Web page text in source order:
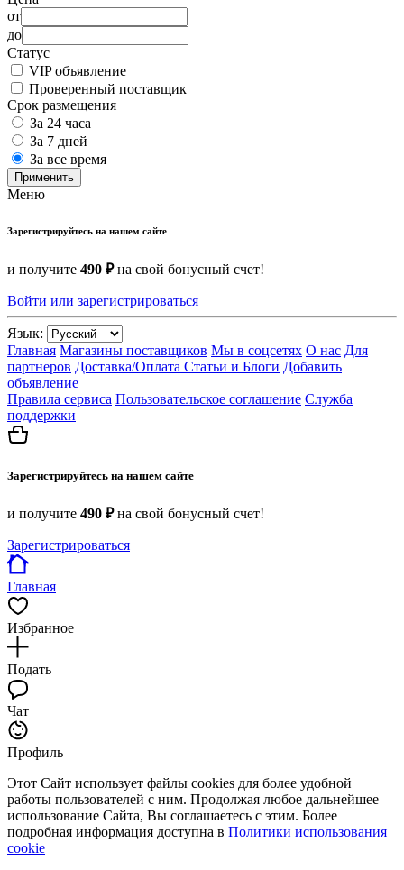
от
до
Статус
VIP объявление
Проверенный поставщик
Срок размещения
За 24 часа
За 7 дней
За все время
Применить
Меню
Зарегистрируйтесь на нашем сайте
и получите 490 ₽на свой бонусный счет!
Войти или зарегистрироваться
Язык:
Главная Магазины поставщиков Мы в соцсетях О нас Для
партнеров Доставка/Оплата Статьи и Блоги Добавить
объявление
Правила сервиса Пользовательское соглашение Служба
поддержки
Зарегистрируйтесь на нашем сайте
и получите 490 ₽на свой бонусный счет!
Зарегистрироваться
Главная
Избранное
Подать
Чат
Профиль
Этот Сайт использует файлы cookies для более удобной
работы пользователей с ним. Продолжая любое дальнейшее
использование Сайта, Вы соглашаетесь с этим. Более
подробная информация доступна в Политики использования
cookie